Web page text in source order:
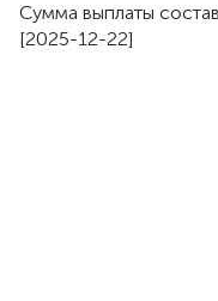
Сумма выплаты
[2025-12-22]